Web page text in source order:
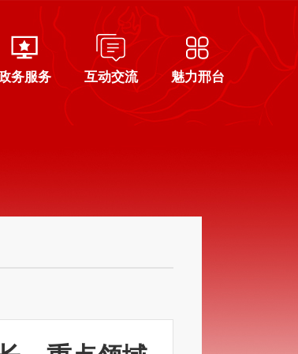
务服务 互动交流 魅力邢台